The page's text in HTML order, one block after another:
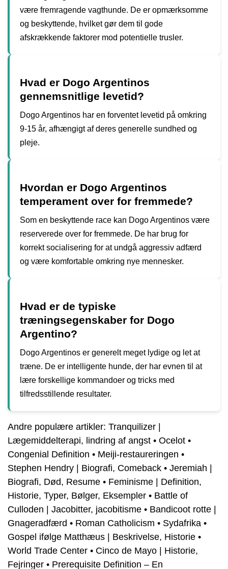
være fremragende vagthunde. De er opmærksomme
og beskyttende, hvilket gør dem til gode
afskrækkende faktorer mod potentielle trusler.
Hvad er Dogo Argentinos
gennemsnitlige levetid?
Dogo Argentinos har en forventet levetid på omkring
9-15 år, afhængigt af deres generelle sundhed og
pleje.
Hvordan er Dogo Argentinos
temperament over for fremmede?
Som en beskyttende race kan Dogo Argentinos være
reserverede over for fremmede. De har brug for
korrekt socialisering for at undgå aggressiv adfærd
og være komfortable omkring nye mennesker.
Hvad er de typiske
træningsegenskaber for Dogo
Argentino?
Dogo Argentinos er generelt meget lydige og let at
træne. De er intelligente hunde, der har evnen til at
lære forskellige kommandoer og tricks med
tilfredsstillende resultater.
Andre populære artikler: Tranquilizer |
Lægemiddelterapi, lindring af angst • Ocelot •
Congenial Definition • Meiji-restaureringen •
Stephen Hendry | Biografi, Comeback • Jeremiah |
Biografi, Død, Resume • Feminisme | Definition,
Historie, Typer, Bølger, Eksempler • Battle of
Culloden | Jacobitter, jacobitisme • Bandicoot rotte |
Gnageradfærd • Roman Catholicism • Sydafrika •
Gospel ifølge Matthæus | Beskrivelse, Historie •
World Trade Center • Cinco de Mayo | Historie,
Fejringer • Prerequisite Definition – En